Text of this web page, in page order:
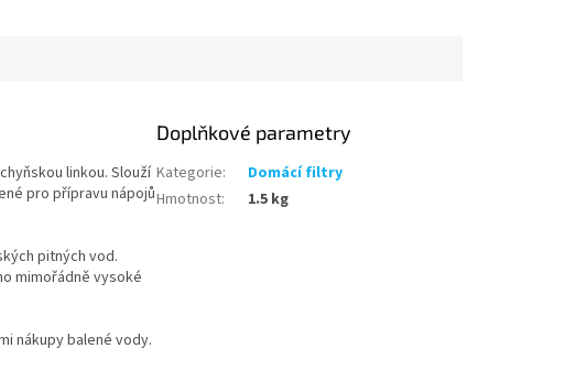
linkou. Slouží
pro přípravu nápojů
pitných vod.
mimořádně vysoké
nákupy balené vody.
Doplňkové parametry
Kategorie:
Domácí filtry
Hmotnost: 1.5 kg